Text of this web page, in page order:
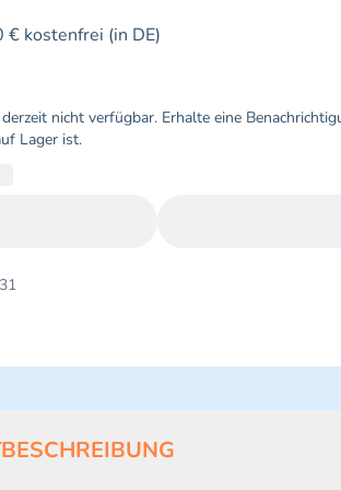
€ kostenfrei (in DE)
nicht verfügbar. Erhalte eine
Lager ist.